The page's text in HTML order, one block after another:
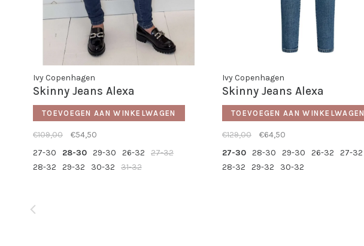
Ivy Copenhagen
Skinny Jeans Alexa
TOEVOEGEN AAN WINKELWAGEN
€109,00
€54,50
27-30
28-30 29-30 26-32
27-32
28-32
29-32 30-32 31-32
Ivy Copenhagen
Skinny Jeans Alexa
TOEVOEGEN AAN WINKELWAGEN
€129,00
€64,50
27-30 28-30 29-30 26-32
27-32
28-32
29-32 30-32